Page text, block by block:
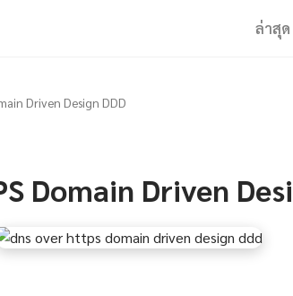
ล่าสุด
Driven Design DDD
Domain Driven